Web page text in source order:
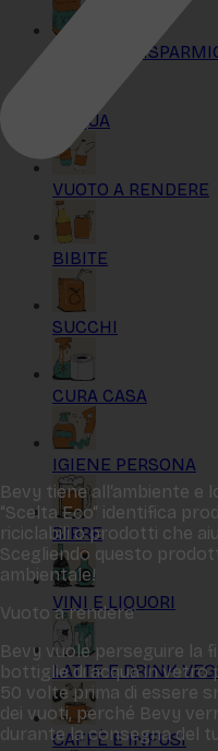
KIT MAXI
ACQUA
VUOTO A RENDERE
BIBITE
SUCCHI
CURA CASA
IGIENE PERSONA
BIRRE
VINI E LIQUORI
LATTE E DRINK
CAFFÈ E INFUSI
Bevy tiene all‘ambiente
“Scelta Eco“ identifica
riciclabili o prodotti che
Scegliendo questo
ambientale!
Vuoto a rendere
Bevy vuole perseguire la
bottiglie di acqua in
50 volte prima di essere
dei vuoti, perché Bevy
durante la consegna del